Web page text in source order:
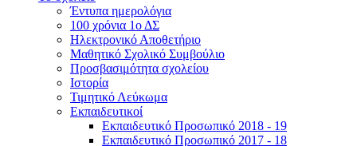
Έντυπα ημερολόγια
100 χρόνια 1ο ΔΣ
Ηλεκτρονικό Αποθετήριο
Μαθητικό Σχολικό Συμβούλιο
Προσβασιμότητα σχολείου
Ιστορία
Τιμητικό Λεύκωμα
Εκπαιδευτικοί
Εκπαιδευτικό Προσωπικό 2018 - 19
Εκπαιδευτικό Προσωπικό 2017 - 18